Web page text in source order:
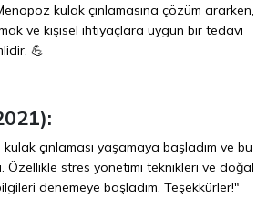
kulak çınlamasına çözüm ararken,
ve kişisel ihtiyaçlara uygun bir tedavi
💪
çınlaması yaşamaya başladım ve bu
Özellikle stres yönetimi teknikleri ve doğal
denemeye başladım. Teşekkürler!"